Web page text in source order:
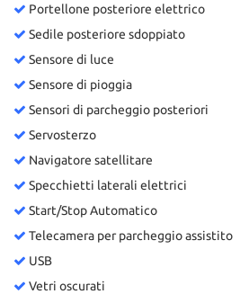
Portellone posteriore elettrico
Sedile posteriore sdoppiato
Sensore di luce
Sensore di pioggia
Sensori di parcheggio posteriori
Servosterzo
Navigatore satellitare
Specchietti laterali elettrici
Start/Stop Automatico
Telecamera per parcheggio assistito
USB
Vetri oscurati